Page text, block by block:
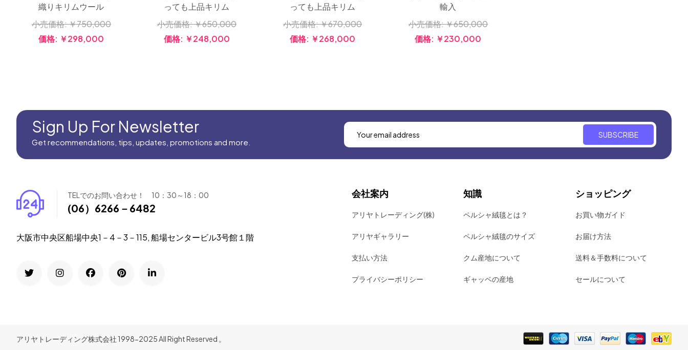
織りキリムウール
小売価格:￥750,000
価格: ￥298,000
っても上品キリム
小売価格:￥650,000
価格: ￥248,000
っても上品キリム
小売価格:￥670,000
価格: ￥268,000
輸入
小売価格:￥650,000
価格: ￥230,000
Sign Up For Newsletter
Get recommendations, tips, updates, promotions and more.
SUBSCRIBE
TELでのお問い合わせ！ 10：30～18：00
(06）6266－6482
大阪市中央区船場中央1－4－3－115, 船場センタービル3号館１階
会社案内
アリヤトレーディング(株)
アリヤギャラリー
支払い方法
プライバシーポリシー
知識
ペルシャ絨毯とは？
ペルシャ絨毯のサイズ
クム産地について
ギャッベの産地
ショッピング
お買い物ガイド
お届け方法
送料＆手数料について
セールについて
アリヤトレーディング株式会社 1998-2025 All Right Reserved 。